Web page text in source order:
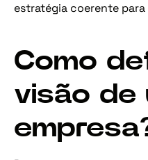
estratégia coerente
Como
visão de